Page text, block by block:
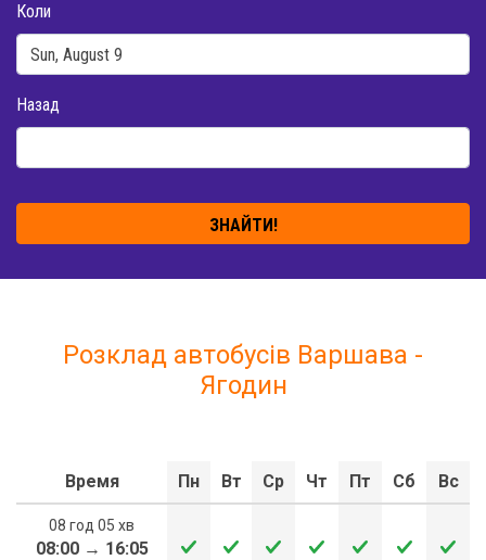
Коли
Назад
ЗНАЙТИ!
Розклад автобусів Варшава -
Ягодин
Время Пн Вт Ср Чт Пт Сб Вс
08 год 05 хв
08:00→ 16:05